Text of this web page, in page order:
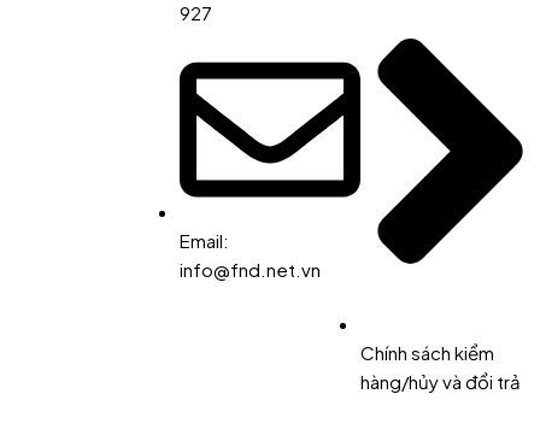
927
Email:
info@fnd.net.vn
Chính sách kiểm
hàng/hủy và đổi trả